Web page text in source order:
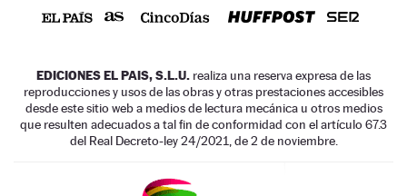
EDICIONES EL PAIS, S.L.U. realiza una reserva expresa de las
reproducciones y usos de las obras y otras prestaciones accesibles
desde este sitio web a medios de lectura mecánica u otros medios
que resulten adecuados a tal fin de conformidad con el artículo 67.3
del Real Decreto-ley 24/2021, de 2 de noviembre.